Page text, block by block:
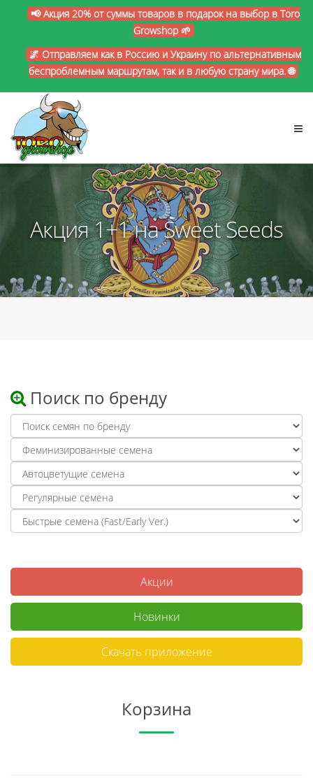
📢 Акция 20% от суммы товаров в подарок на выбор в Toro
Growshop 🌱
🌌 Отправляем как в Россию и Украину по альтернативным
беспроблемным маршрутам, так и в любую страну мира. 🌐
Акция 1+1 на Sweet Seeds
Поиск по бренду
Акции
Новинки
Скачать приложение
Корзина